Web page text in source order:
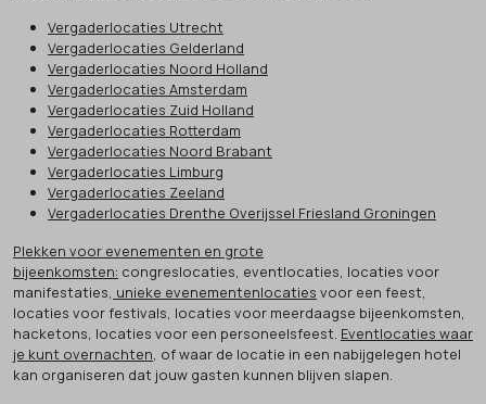
Vergaderlocaties Utrecht
Vergaderlocaties Gelderland
Vergaderlocaties Noord Holland
Vergaderlocaties Amsterdam
Vergaderlocaties Zuid Holland
Vergaderlocaties Rotterdam
Vergaderlocaties Noord Brabant
Vergaderlocaties Limburg
Vergaderlocaties Zeeland
Vergaderlocaties Drenthe Overijssel Friesland Groningen
Plekken voor evenementen en grote
bijeenkomsten: congreslocaties, eventlocaties, locaties voor
manifestaties, unieke evenementenlocaties voor een feest,
locaties voor festivals, locaties voor meerdaagse bijeenkomsten,
hacketons, locaties voor een personeelsfeest. Eventlocaties waar
je kunt overnachten , of waar de locatie in een nabijgelegen hotel
kan organiseren dat jouw gasten kunnen blijven slapen.